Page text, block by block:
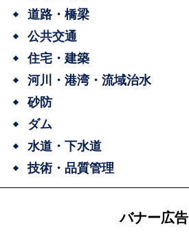
道路・橋梁
公共交通
住宅・建築
河川・港湾・流域治水
砂防
ダム
水道・下水道
技術・品質管理
バナー広告